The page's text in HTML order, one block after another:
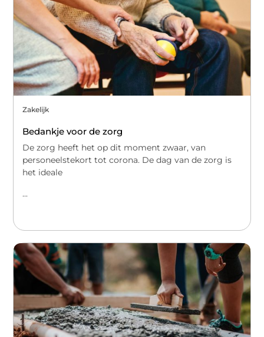
Zakelijk
Bedankje voor de zorg
De zorg heeft het op dit moment zwaar, van
personeelstekort tot corona. De dag van de zorg is
het ideale
...